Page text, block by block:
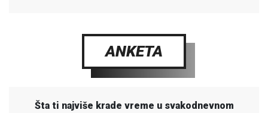
ANKETA
Šta ti najviše krade vreme u svakodnevnom